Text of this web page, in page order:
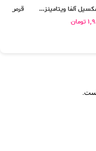
آلفا ویتامینز...
تومان
قرص